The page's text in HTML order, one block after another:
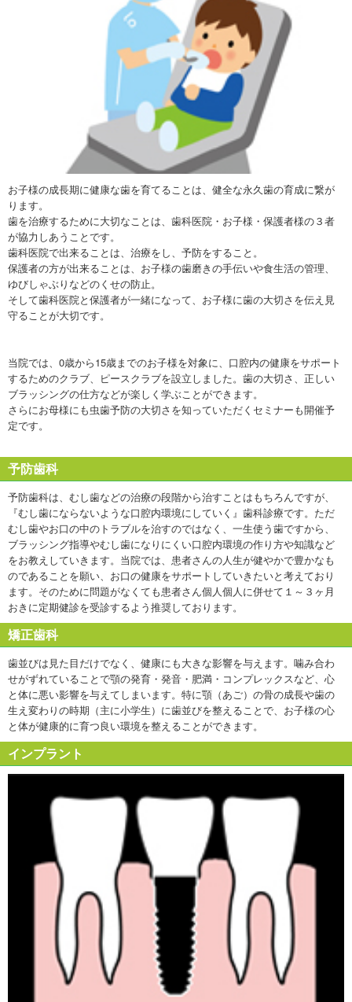
お子様の成長期に健康な歯を育てることは、健全な永久歯の育成に繋が
ります。
歯を治療するために大切なことは、歯科医院・お子様・保護者様の３者
が協力しあうことです。
歯科医院で出来ることは、治療をし、予防をすること。
保護者の方が出来ることは、お子様の歯磨きの手伝いや食生活の管理、
ゆびしゃぶりなどのくせの防止。
そして歯科医院と保護者が一緒になって、お子様に歯の大切さを伝え見
守ることが大切です。
当院では、0歳から15歳までのお子様を対象に、口腔内の健康をサポート
するためのクラブ、ピースクラブを設立しました。歯の大切さ、正しい
ブラッシングの仕方などが楽しく学ぶことができます。
さらにお母様にも虫歯予防の大切さを知っていただくセミナーも開催予
定です。
予防歯科
予防歯科は、むし歯などの治療の段階から治すことはもちろんですが、
『むし歯にならないような口腔内環境にしていく』歯科診療です。ただ
むし歯やお口の中のトラブルを治すのではなく、一生使う歯ですから、
ブラッシング指導やむし歯になりにくい口腔内環境の作り方や知識など
をお教えしていきます。当院では、患者さんの人生が健やかで豊かなも
のであることを願い、お口の健康をサポートしていきたいと考えており
ます。そのために問題がなくても患者さん個人個人に併せて１～３ヶ月
おきに定期健診を受診するよう推奨しております。
矯正歯科
歯並びは見た目だけでなく、健康にも大きな影響を与えます。噛み合わ
せがずれていることで顎の発育・発音・肥満・コンプレックスなど、心
と体に悪い影響を与えてしまいます。特に顎（あご）の骨の成長や歯の
生え変わりの時期（主に小学生）に歯並びを整えることで、お子様の心
と体が健康的に育つ良い環境を整えることができます。
インプラント